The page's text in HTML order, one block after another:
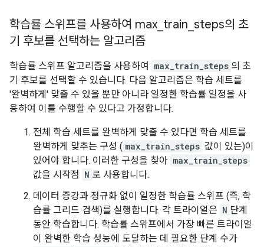
학습률 스위프를 사용하여 max train steps의 초
기 후보를 선택하는 알고리즘
학습률 스위프 알고리즘을 사용하여 max_train_steps 의 초
기 후보를 선택할 수 있습니다. 다음 알고리즘은 학습 세트를
'완벽하게' 맞출 수 있을 뿐만 아니라 일정한 학습률 일정을 사
용하여 이를 수행할 수 있다고 가정합니다.
전체 학습 세트를 완벽하게 맞출 수 있다면 학습 세트를
완벽하게 맞추는 구성 ( max_train_steps 값이 있는)이
있어야 합니다. 이러한 구성을 찾아 max_train_steps
값을 시작점 N 로 사용합니다.
데이터 증강과 정규화 없이 일정한 학습률 스위프 (즉, 학
습률 그리드 검색)를 실행합니다. 각 트라이얼은 N 단계
동안 학습합니다. 학습률 스위프에서 가장 빠른 트라이얼
이 완벽한 학습 성능에 도달하는 데 필요한 단계 수가